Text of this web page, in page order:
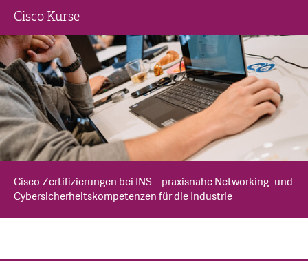
Cisco Kurse
Cisco-Zertifizierungen bei INS – praxisnahe Networking- und
Cybersicherheitskompetenzen für die Industrie